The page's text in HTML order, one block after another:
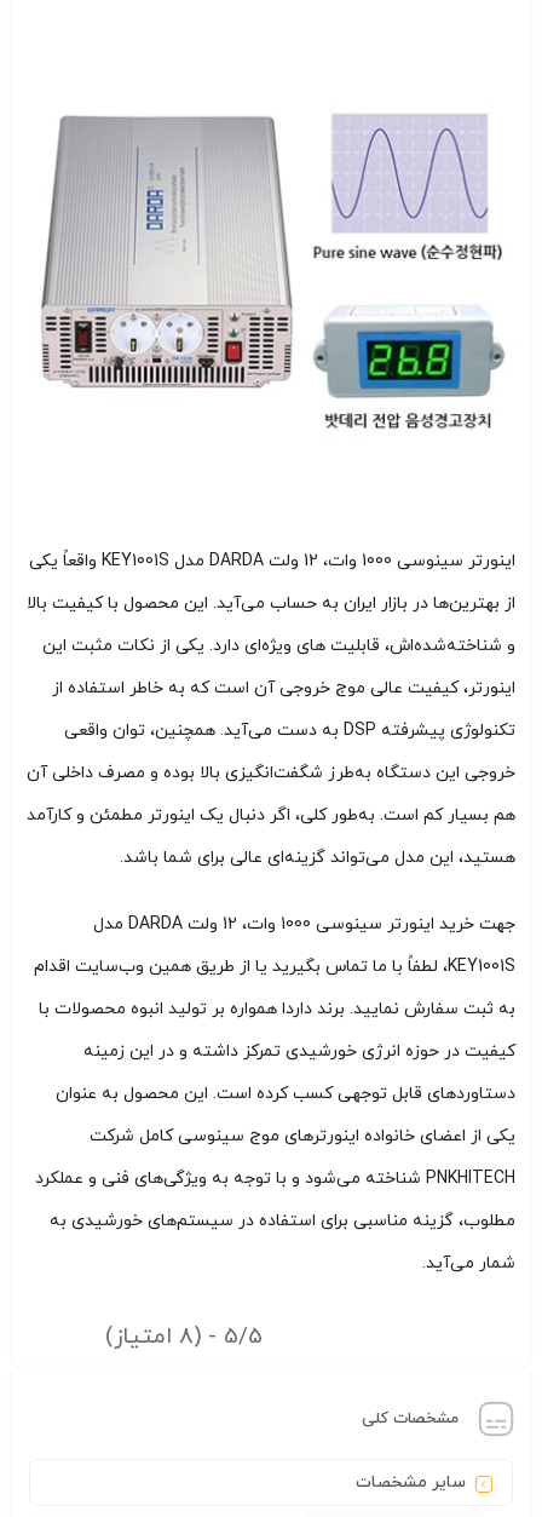
اینورتر سینوسی 1000 وات، 12 ولت DARDA مدل KEY1001S واقعاً یکی
از بهترین‌ها در بازار ایران به حساب می‌آید. این محصول با کیفیت بالا
و شناخته‌شده‌اش، قابلیت های ویژه‌ای دارد. یکی از نکات مثبت این
اینورتر، کیفیت عالی موج خروجی آن است که به خاطر استفاده از
تکنولوژی پیشرفته DSP به دست می‌آید. همچنین، توان واقعی
خروجی این دستگاه به‌طرز شگفت‌انگیزی بالا بوده و مصرف داخلی آن
هم بسیار کم است. به‌طور کلی، اگر دنبال یک اینورتر مطمئن و کارآمد
هستید، این مدل می‌تواند گزینه‌ای عالی برای شما باشد.
جهت خرید اینورتر سینوسی 1000 وات، 12 ولت DARDA مدل
KEY1001S، لطفاً با ما تماس بگیرید یا از طریق همین وب‌سایت اقدام
به ثبت سفارش نمایید. برند داردا همواره بر تولید انبوه محصولات با
کیفیت در حوزه انرژی خورشیدی تمرکز داشته و در این زمینه
دستاوردهای قابل توجهی کسب کرده است. این محصول به عنوان
یکی از اعضای خانواده اینورترهای موج سینوسی کامل شرکت
PNKHITECH شناخته می‌شود و با توجه به ویژگی‌های فنی و عملکرد
مطلوب، گزینه مناسبی برای استفاده در سیستم‌های خورشیدی به
شمار می‌آید.
5/5 - (8 امتیاز)
مشخصات کلی
سایر مشخصات